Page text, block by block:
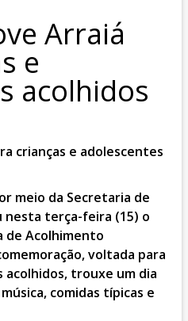
Arraiá
e
acolhidos
meio da Secretaria de
nesta terça-feira (15) o
de Acolhimento
voltada para
acolhidos, trouxe um dia
comidas típicas e